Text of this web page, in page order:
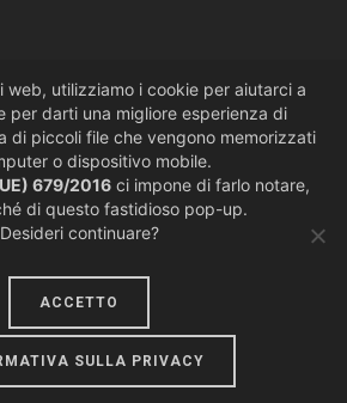
Condizioni di Vendita
design by
web, utilizziamo i cookie per aiutarci a
per darti una migliore esperienza di
di piccoli file che vengono memorizzati
o dispositivo mobile.
679/2016 ci impone di farlo notare,
di questo fastidioso pop-up.
Desideri continuare?
ACCETTO
SULLA PRIVACY